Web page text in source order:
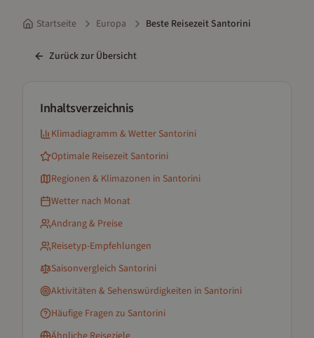
Startseite Europa Beste Reisezeit Santorini
Zurück zur Übersicht
Inhaltsverzeichnis
Klimadiagramm & Wetter Santorini
Optimale Reisezeit Santorini
Regionen & Klimazonen in Santorini
Wetter nach Monat
Andrang & Preise
Reisetyp-Empfehlungen
Saisonvergleich Santorini
Aktivitäten & Sehenswürdigkeiten in Santorini
Häufige Fragen zu Santorini